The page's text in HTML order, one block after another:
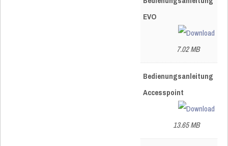
EVO
7.02 MB
Bedienungsanleitung
Accesspoint
13.65 MB